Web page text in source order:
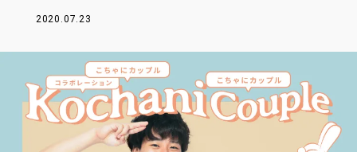
2020.07.23